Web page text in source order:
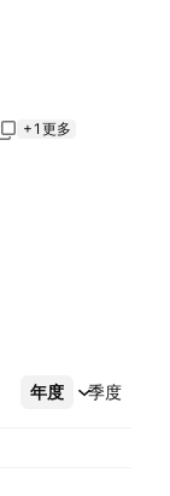
+1更多
年度 季度
更多